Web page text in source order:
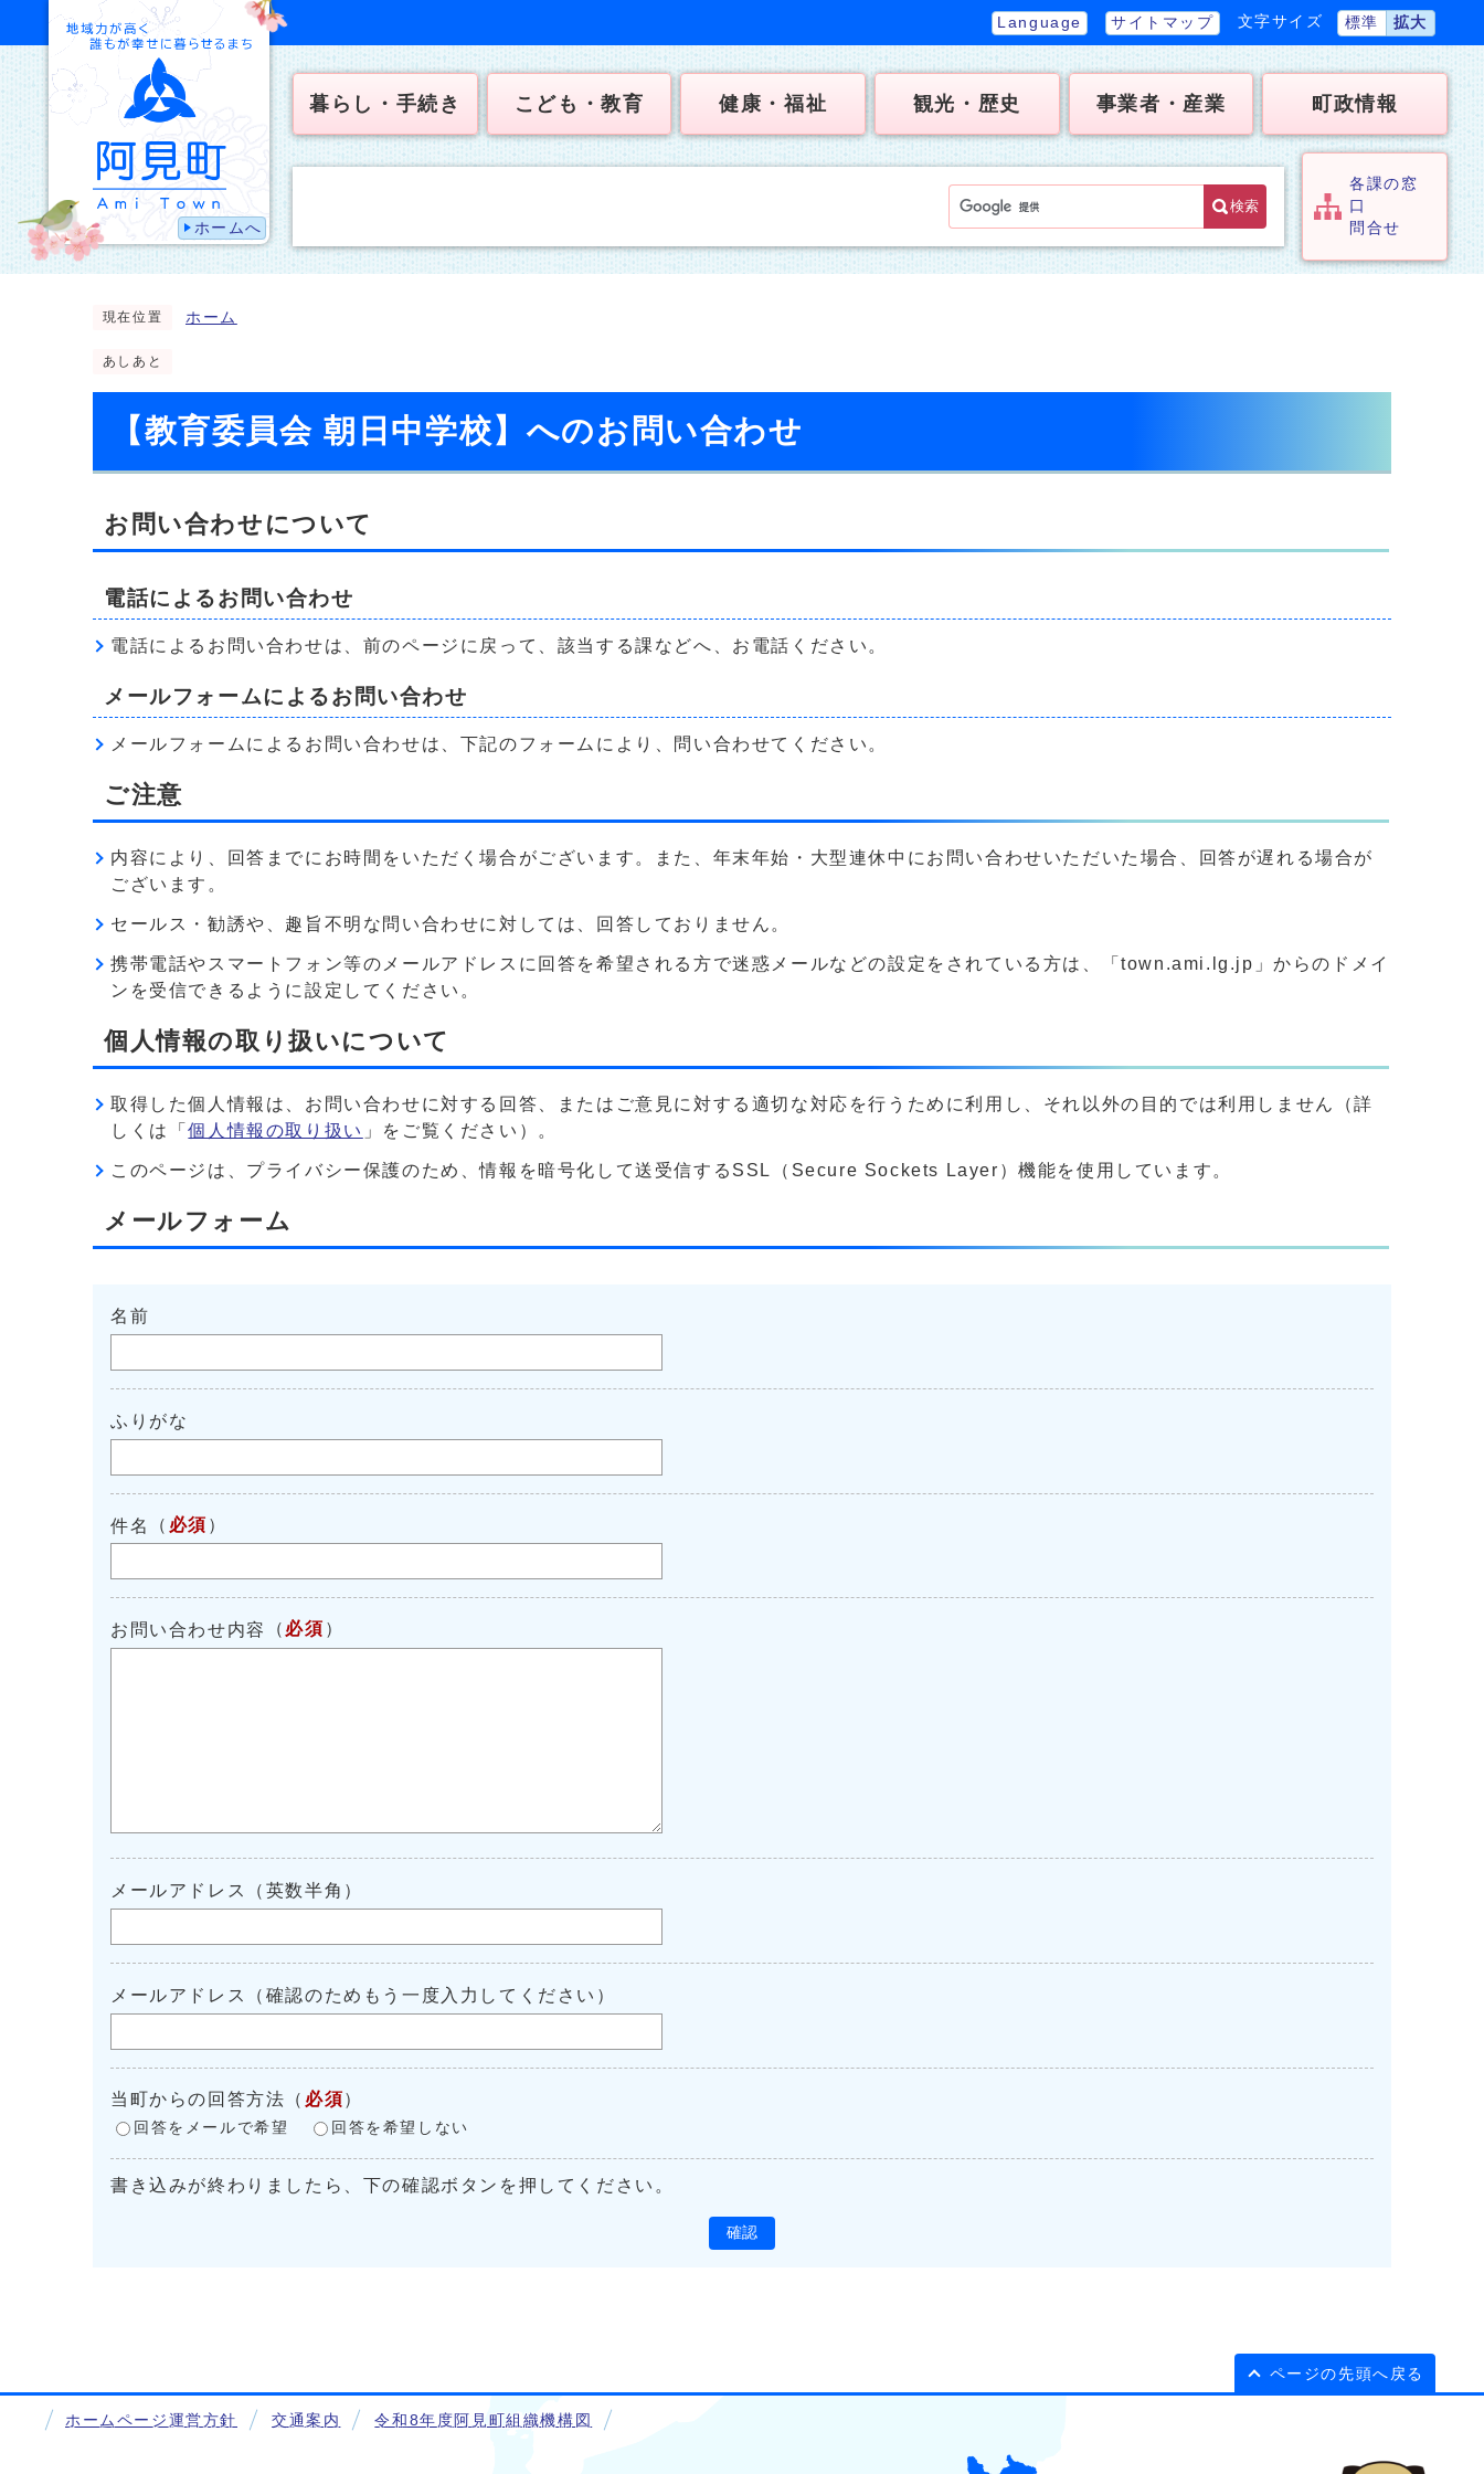
ホームへ
Language サイトマップ 文字サイズ 標準 拡大
暮らし・手続き こども・教育 健康・福祉 観光・歴史 事業者・産業 町政情報
検索
各課の窓
口
問合せ
現在位置 ホーム
あしあと
【教育委員会 朝日中学校】へのお問い合わせ
お問い合わせについて
電話によるお問い合わせ
電話によるお問い合わせは、前のページに戻って、該当する課などへ、お電話ください。
メールフォームによるお問い合わせ
メールフォームによるお問い合わせは、下記のフォームにより、問い合わせてください。
ご注意
内容により、回答までにお時間をいただく場合がございます。また、年末年始・大型連休中にお問い合わせいただいた場合、回答が遅れる場合が
ございます。
セールス・勧誘や、趣旨不明な問い合わせに対しては、回答しておりません。
携帯電話やスマートフォン等のメールアドレスに回答を希望される方で迷惑メールなどの設定をされている方は、「town.ami.lg.jp」からのドメイ
ンを受信できるように設定してください。
個人情報の取り扱いについて
取得した個人情報は、お問い合わせに対する回答、またはご意見に対する適切な対応を行うために利用し、それ以外の目的では利用しません（詳
しくは「個人情報の取り扱い 」をご覧ください）。
このページは、プライバシー保護のため、情報を暗号化して送受信するSSL（Secure Sockets Layer）機能を使用しています。
メールフォーム
名前
ふりがな
件名 （ 必須 ）
お問い合わせ内容 （ 必須 ）
メールアドレス（英数半角）
メールアドレス（確認のためもう一度入力してください）
当町からの回答方法 （ 必須）
回答をメールで希望 回答を希望しない
書き込みが終わりましたら、下の確認ボタンを押してください。
確認
ページの先頭へ戻る
ホームページ運営方針 交通案内 令和8年度阿見町組織機構図